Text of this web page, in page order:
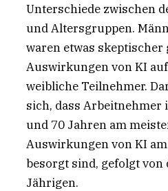
Unterschiede zwischen
und Altersgruppen.
waren etwas skeptischer
Auswirkungen von KI
weibliche Teilnehmer.
sich, dass Arbeitnehmer
und 70 Jahren am
Auswirkungen von KI
besorgt sind, gefolgt von
Jährigen.